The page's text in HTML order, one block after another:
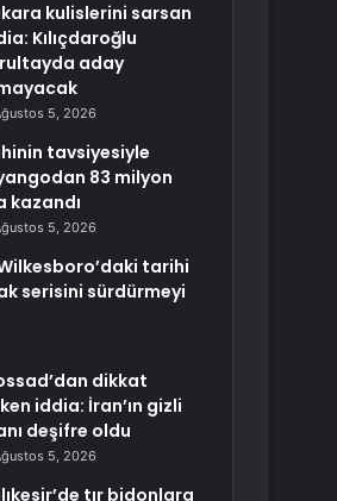
kulislerini sarsan
Kılıçdaroğlu
aday
5, 2026
tavsiyesiyle
83 milyon
kazandı
5, 2026
tarihi
serisini sürdürmeyi
dikkat
iddia: İran’ın gizli
deşifre oldu
5, 2026
tır bidonlara